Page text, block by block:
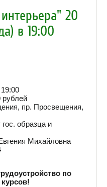
20
в 19:00
пр. Просвещения,
образца и
Михайловна
по